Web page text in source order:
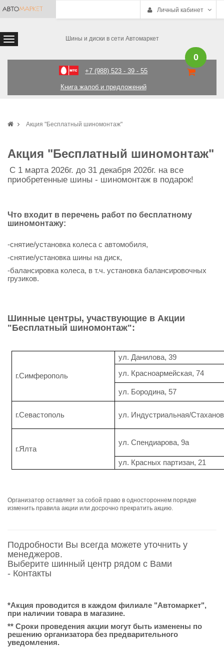
Личный кабинет
Шины и диски в сети Автомаркет
+7 (988) 523 - 39 - 55
Книга жалоб и предложений
0
Акция "Бесплатный шиномонтаж"
Акция "Бесплатный шиномонтаж"
С 1 марта 2026г. до 31 декабря 2026г. на все
приобретенные шины - шиномонтаж в подарок!
Что входит в перечень работ по бесплатному
шиномонтажу:
-снятие/установка колеса с автомобиля,
-снятие/установка шины на диск,
-балансировка колеса, в т.ч. установка балансировочных
грузиков.
Шинные центры, участвующие в Акции
"Бесплатный шиномонтаж":
г.Симферополь
ул. Данилова, 39
ул. Красноармейская, 74
ул. Бородина, 57
г.Севастополь ул. Индустриальная/
г.Ялта
ул. Спендиарова, 9а
ул. Красных партизан, 21
Организатор оставляет за собой право в одностороннем порядке
изменить правила акции или досрочно прекратить акцию.
Подробности Вы всегда можете уточнить у
менеджеров.
Выберите шинный центр рядом с Вами
- Контакты
*Акция проводится в каждом филиале "Автомаркет",
при наличии товара в магазине.
** Сроки проведения акции могут быть изменены по
решению организатора без предварительного
уведомления.